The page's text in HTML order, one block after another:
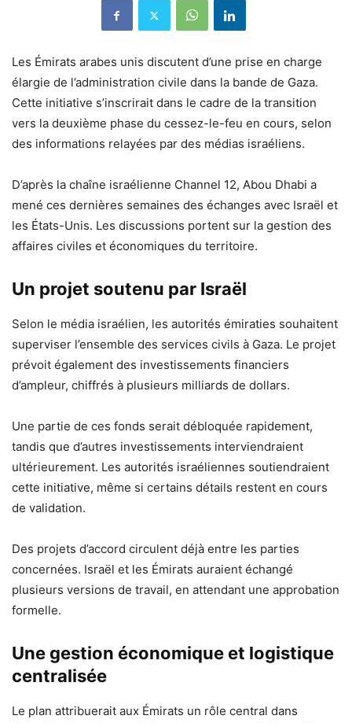
Les Émirats arabes unis discutent d’une prise en charge
élargie de l’administration civile dans la bande de Gaza.
Cette initiative s’inscrirait dans le cadre de la transition
vers la deuxième phase du cessez-le-feu en cours, selon
des informations relayées par des médias israéliens.
D’après la chaîne israélienne Channel 12, Abou Dhabi a
mené ces dernières semaines des échanges avec Israël et
les États-Unis. Les discussions portent sur la gestion des
affaires civiles et économiques du territoire.
Un projet soutenu par Israël
Selon le média israélien, les autorités émiraties souhaitent
superviser l’ensemble des services civils à Gaza. Le projet
prévoit également des investissements financiers
d’ampleur, chiffrés à plusieurs milliards de dollars.
Une partie de ces fonds serait débloquée rapidement,
tandis que d’autres investissements interviendraient
ultérieurement. Les autorités israéliennes soutiendraient
cette initiative, même si certains détails restent en cours
de validation.
Des projets d’accord circulent déjà entre les parties
concernées. Israël et les Émirats auraient échangé
plusieurs versions de travail, en attendant une approbation
formelle.
Une gestion économique et logistique
centralisée
Le plan attribuerait aux Émirats un rôle central dans